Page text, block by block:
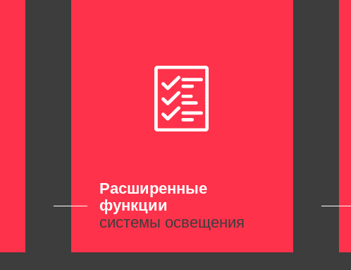
Расширенные
функции
системы освещения